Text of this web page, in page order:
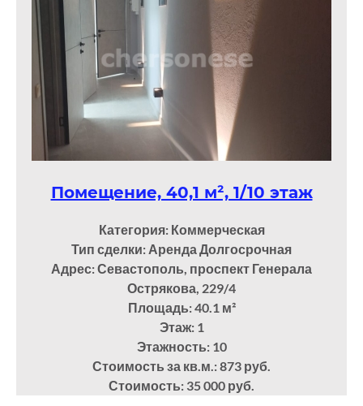
Помещение, 40,1 м², 1/10 этаж
Категория: Коммерческая
Тип сделки: Аренда Долгосрочная
Адрес: Севастополь, проспект Генерала
Острякова, 229/4
Площадь: 40.1м²
Этаж: 1
Этажность: 10
Стоимость за кв.м.: 873 руб.
Стоимость: 35 000 руб.